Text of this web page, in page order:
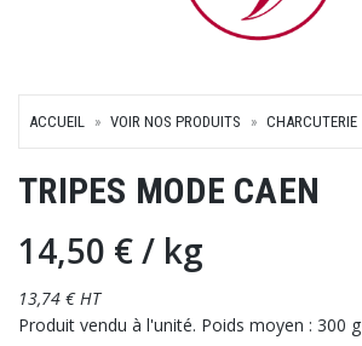
ACCUEIL VOIR NOS PRODUITS CHARCUTERIE
TRIPES MODE CAEN
14,50 €/ kg
13,74 € HT
Produit vendu à l'unité. Poids moyen : 300 g